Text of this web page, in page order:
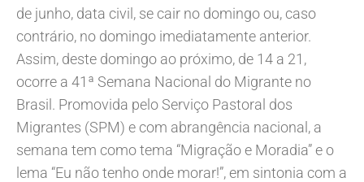
de junho, data civil, se cair no domingo ou, caso
contrário, no domingo imediatamente anterior.
Assim, deste domingo ao próximo, de 14 a 21,
ocorre a 41ª Semana Nacional do Migrante no
Brasil. Promovida pelo Serviço Pastoral dos
Migrantes (SPM) e com abrangência nacional, a
semana tem como tema “Migração e Moradia” e o
lema “Eu não tenho onde morar!”, em sintonia com a